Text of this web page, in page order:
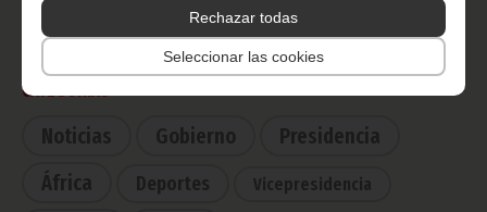
Rechazar todas
Seleccionar las cookies
Haz click aquí para escuchar ahora
CATEGORÍAS
Noticias Gobierno
Presidencia
África
Deportes Vicepresidencia